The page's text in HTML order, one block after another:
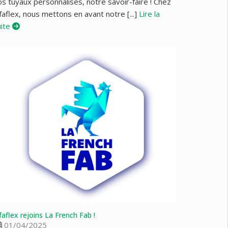
nous mettons en avant notre [...] Lire la
rejoins La French Fab !
01/04/2025